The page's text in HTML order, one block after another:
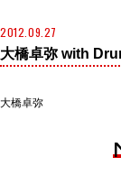
2012.09.27
大橋卓弥 with
大橋卓弥